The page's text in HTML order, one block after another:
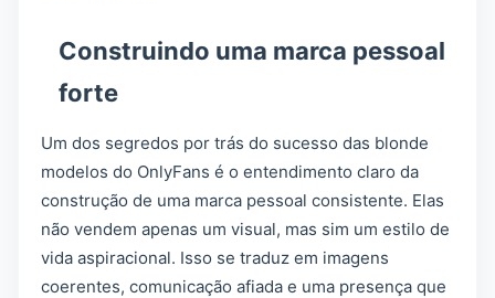
Construindo uma marca pessoal
forte
Um dos segredos por trás do sucesso das blonde
modelos do OnlyFans é o entendimento claro da
construção de uma marca pessoal consistente. Elas
não vendem apenas um visual, mas sim um estilo de
vida aspiracional. Isso se traduz em imagens
coerentes, comunicação afiada e uma presença que